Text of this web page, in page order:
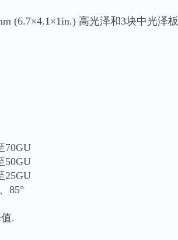
(6.7×4.1×1in.) 高光泽和3块中光泽板
70GU
50GU
25GU
85°
.